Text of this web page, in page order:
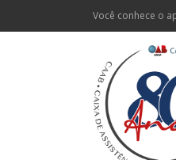
Você conhece o